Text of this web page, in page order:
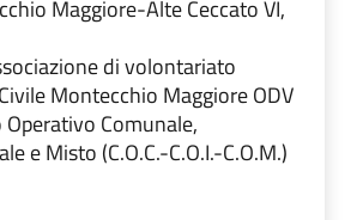
Maggiore-Alte Ceccato VI,
di volontariato
Montecchio Maggiore ODV
Operativo Comunale,
e Misto (C.O.C.-C.O.I.-C.O.M.)